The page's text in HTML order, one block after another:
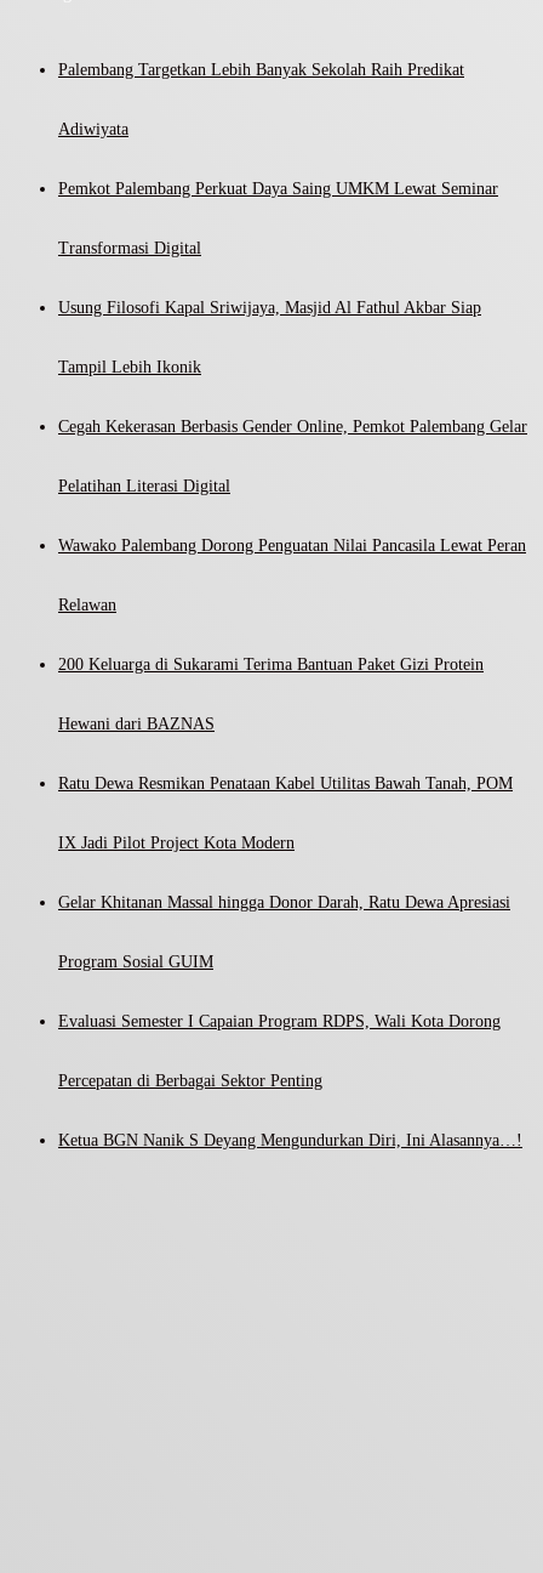
Palembang Targetkan Lebih Banyak Sekolah Raih Predikat
Adiwiyata
Pemkot Palembang Perkuat Daya Saing UMKM Lewat Seminar
Transformasi Digital
Usung Filosofi Kapal Sriwijaya, Masjid Al Fathul Akbar Siap
Tampil Lebih Ikonik
Cegah Kekerasan Berbasis Gender Online, Pemkot Palembang Gelar
Pelatihan Literasi Digital
Wawako Palembang Dorong Penguatan Nilai Pancasila Lewat Peran
Relawan
200 Keluarga di Sukarami Terima Bantuan Paket Gizi Protein
Hewani dari BAZNAS
Ratu Dewa Resmikan Penataan Kabel Utilitas Bawah Tanah, POM
IX Jadi Pilot Project Kota Modern
Gelar Khitanan Massal hingga Donor Darah, Ratu Dewa Apresiasi
Program Sosial GUIM
Evaluasi Semester I Capaian Program RDPS, Wali Kota Dorong
Percepatan di Berbagai Sektor Penting
Ketua BGN Nanik S Deyang Mengundurkan Diri, Ini Alasannya…!